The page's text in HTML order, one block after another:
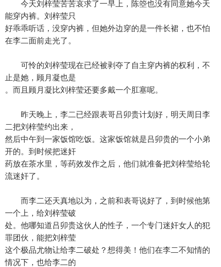
今天刘梓莹苦苦哀求了一早上，陈箜也没有同意她今天
能穿内裤。刘梓莹只
好乖乖听话，没穿内裤，但她外边穿的是一件长裙，也不怕
在李二面前走光了。
可怜的刘梓莹现在已经被剥夺了自主穿内裤的权利，不
止是她，顾月凝也是
。而且顾月凝比刘梓莹还要多戴一个肛塞呢。
昨天晚上，李二已经跟表哥吕卯贵计划好，明天周日李
二把刘梓莹约出来，
然后中午到一家饭馆吃饭。这家饭馆就是吕卯贵的一个小弟
开的。到时候把迷奸
药放在茶水里，等药效发作之后，他们就准备把刘梓莹给轮
流迷奸了。
而李二还天真地以为，之前和表哥说好了，到时候他第
一个上，给刘梓莹破
处。他哪知道吕卯贵这伙人的性子，一个专门迷奸女人的犯
罪团伙，能把刘梓莹
这个极品尤物让给李二破处？想得美！他们在李二不知情的
情况下，也给李二的